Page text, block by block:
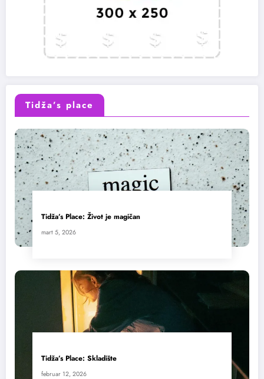
Tidža’s place
Tidža’s Place: Život je magičan
mart 5, 2026
Tidža’s Place: Skladište
februar 12, 2026